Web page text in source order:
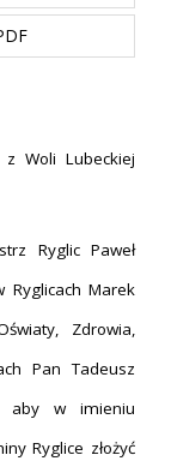
Woli Lubeckiej
Ryglic Paweł
Ryglicach Marek
Zdrowia,
Pan Tadeusz
aby w imieniu
Ryglice złożyć